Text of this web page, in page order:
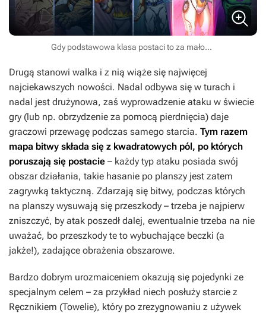
Gdy podstawowa klasa postaci to za mało...
Drugą stanowi walka i z nią wiąże się najwięcej
najciekawszych nowości. Nadal odbywa się w turach i
nadal jest drużynowa, zaś wyprowadzenie ataku w świecie
gry (lub np. obrzydzenie za pomocą pierdnięcia) daje
graczowi przewagę podczas samego starcia. Tym razem
mapa bitwy składa się z kwadratowych pól, po których
poruszają się postacie – każdy typ ataku posiada swój
obszar działania, takie hasanie po planszy jest zatem
zagrywką taktyczną. Zdarzają się bitwy, podczas których
na planszy wysuwają się przeszkody – trzeba je najpierw
zniszczyć, by atak poszedł dalej, ewentualnie trzeba na nie
uważać, bo przeszkody te to wybuchające beczki (a
jakże!), zadające obrażenia obszarowe.
Bardzo dobrym urozmaiceniem okazują się pojedynki ze
specjalnym celem – za przykład niech posłuży starcie z
Ręcznikiem (Towelie), który po zrezygnowaniu z używek